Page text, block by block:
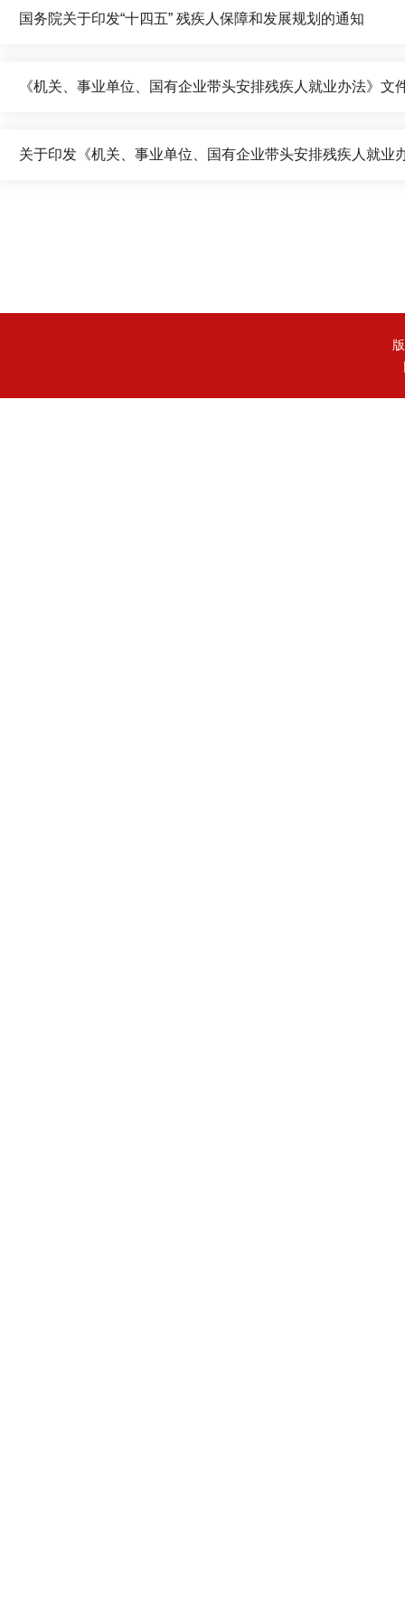
国务院关于印发“十四五” 残疾人保障和发展规划的通知
《机关、事业单位、国有企业带头安排残疾人就业办法》文
关于印发《机关、事业单位、国有企业带头安排残疾人就业